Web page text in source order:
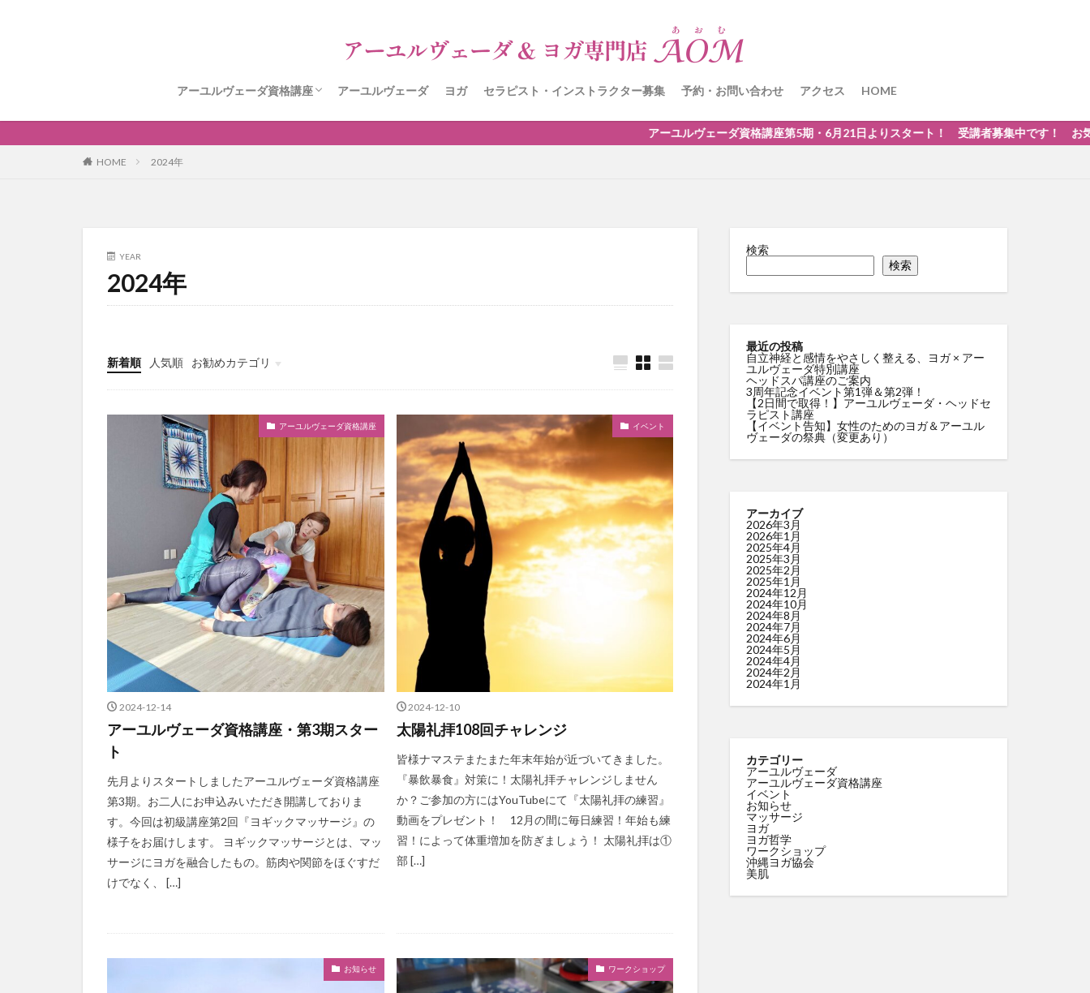
アーユルヴェーダ資格講座
アーユルヴェーダ資格講座申込フォーム
アーユルヴェーダ ヨガ セラピスト・インストラクター募集 予約・お問い合わせ アクセス HOME
アーユルヴェーダ資格講座第5期・6月21日よりスタート！ 受講者募集中です！ お気軽にお問い合わせ
HOME 2024年
YEAR
2024年
新着順 人気順
お勧めカテゴリ
モバイルメニュー
アーユルヴェーダ
アーユルヴェーダサロン
アーユルヴェーダ資格講座
2024-12-14
アーユルヴェーダ資格講座・第3期スター
ト
先月よりスタートしましたアーユルヴェーダ資格講座
第3期。お二人にお申込みいただき開講しておりま
す。今回は初級講座第2回『ヨギックマッサージ』の
様子をお届けします。 ヨギックマッサージとは、マッ
サージにヨガを融合したもの。筋肉や関節をほぐすだ
けでなく、 […]
イベント
2024-12-10
太陽礼拝108回チャレンジ
皆様ナマステまたまた年末年始が近づいてきました。
『暴飲暴食』対策に！太陽礼拝チャレンジしません
か？ご参加の方にはYouTubeにて『太陽礼拝の練習』
動画をプレゼント！ 12月の間に毎日練習！年始も練
習！によって体重増加を防ぎましょう！ 太陽礼拝は①
部 […]
お知らせ ワークショップ
検索
検索
最近の投稿
自立神経と感情をやさしく整える、ヨガ × アー
ユルヴェーダ特別講座
ヘッドスパ講座のご案内
3周年記念イベント第1弾＆第2弾！
【2日間で取得！】アーユルヴェーダ・ヘッドセ
ラピスト講座
【イベント告知】女性のためのヨガ＆アーユル
ヴェーダの祭典（変更あり）
アーカイブ
2026年3月
2026年1月
2025年4月
2025年3月
2025年2月
2025年1月
2024年12月
2024年10月
2024年8月
2024年7月
2024年6月
2024年5月
2024年4月
2024年2月
2024年1月
カテゴリー
アーユルヴェーダ
アーユルヴェーダ資格講座
イベント
お知らせ
マッサージ
ヨガ
ヨガ哲学
ワークショップ
沖縄ヨガ協会
美肌